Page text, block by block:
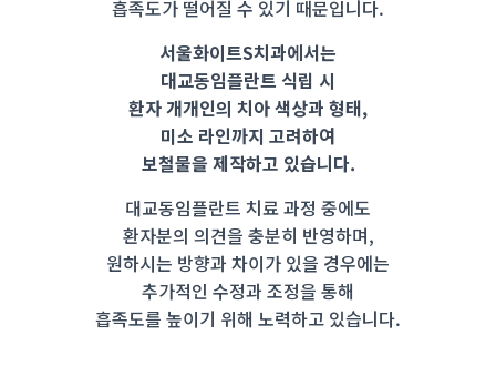
흡족도가 떨어질 수 있기 때문입니다.
서울화이트S치과에서는
대교동임플란트 식립 시
환자 개개인의 치아 색상과 형태,
미소 라인까지 고려하여
보철물을 제작하고 있습니다.
대교동임플란트 치료 과정 중에도
환자분의 의견을 충분히 반영하며,
원하시는 방향과 차이가 있을 경우에는
추가적인 수정과 조정을 통해
흡족도를 높이기 위해 노력하고 있습니다.